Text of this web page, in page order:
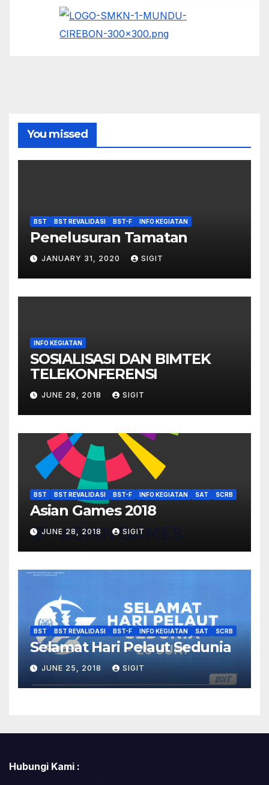
You missed
BST BST REVALIDASI BST-F INFO KEGIATAN
Penelusuran Tamatan
JANUARY 31, 2020 SIGIT
INFO KEGIATAN
SOSIALISASI DAN BIMTEK
TELEKONFERENSI
JUNE 28, 2018 SIGIT
BST BST REVALIDASI BST-F INFO KEGIATAN SAT SCRB
Asian Games 2018
JUNE 28, 2018 SIGIT
BST BST REVALIDASI BST-F INFO KEGIATAN SAT SCRB
Selamat Hari Pelaut Sedunia
JUNE 25, 2018 SIGIT
Hubungi Kami :